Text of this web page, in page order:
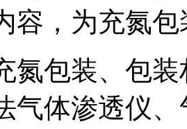
容，为充氮
氮包装、包
气体渗透仪